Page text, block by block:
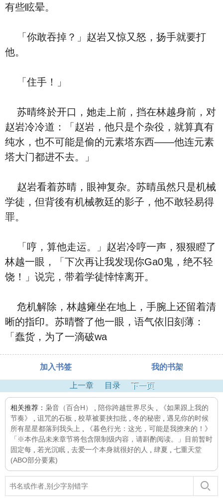
有些眩晕。
「你敢吞掉？」赵岩又惊又怒，扬手就要打
他。
「住手！」
苏晴终於开口，她走上前，挡在林越身前，对
赵岩冷冷道：「赵岩，他只是个杂役，就算真有
纯水，也不可能是偷的元素塔东西——他连元素
塔大门都进不去。」
赵岩看着苏晴，眼神复杂。苏晴虽然只是机械
学徒，但背後有机械教廷的影子，他不敢轻易得
罪。
「哼，算他走运。」赵岩冷哼一声，狠狠瞪了
林越一眼，「下次再让我发现你Ga0鬼，绝不轻
饶！」说完，带着学徒悻悻离开。
危机解除，林越瘫坐在地上，手腕上还留着清
晰的指印。苏晴瞥了他一眼，语气依旧刻薄：
「蠢货，为了一滴破wa
加入书签 我的书架
上一章 目录 下一页
相关推荐： 枭音（百合H） 陪你跨越世界尽头
《如果跟上我的
节奏》
诅咒的石板 校草被要挟扣批 冬的秘密
遇见你的时候
所有星星都落到我头上
《暮色行光：这光，可能是我撩来的！》
「※本作品未来章节将包含限制级内容，请斟酌阅读。」目前暂时
固定每
若光沉眠 去爱一个本身就很好的人 肆夏
七重天堂
(ABO部分要素)